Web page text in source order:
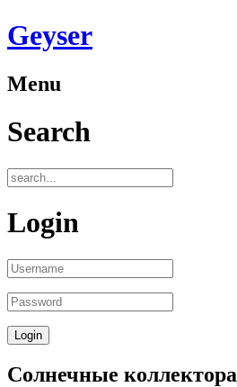
Geyser
Menu
Search
Login
Солнечные коллектора